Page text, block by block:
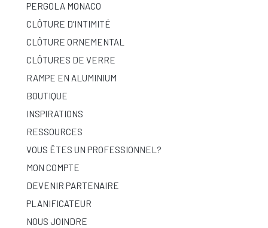
PERGOLA MONACO
CLÔTURE D’INTIMITÉ
CLÔTURE ORNEMENTAL
CLÔTURES DE VERRE
RAMPE EN ALUMINIUM
BOUTIQUE
INSPIRATIONS
RESSOURCES
VOUS ÊTES UN PROFESSIONNEL?
MON COMPTE
DEVENIR PARTENAIRE
PLANIFICATEUR
NOUS JOINDRE